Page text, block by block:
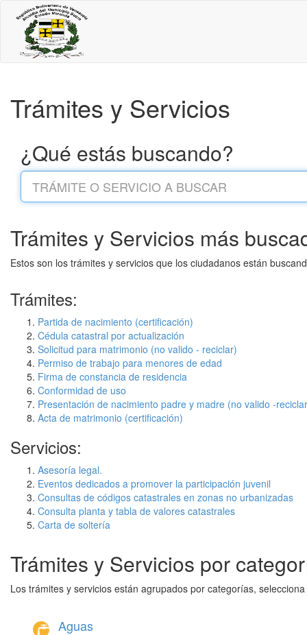
Trámites y Servicios
¿Qué estás buscando?
Trámites y Servicios más
Estos son los trámites y servicios que los ciudadanos están
Trámites:
Partida de nacimiento (certificación)
Cédula catastral por actualización
Solicitud para matrimonio (no valido - reciclar)
Permiso de trabajo para menores de edad
Firma de constancia de residencia
Conformidad de uso
Presentación de nacimiento padre y madre (no valido -
Acta de matrimonio (certificación)
Servicios:
Asesoría legal.
Eventos dedicados a promover la participación juvenil
Consultas de códigos catastrales en zonas no urbanizadas
Consulta planta y tabla de valores catastrales
Carta de soltería
Trámites y Servicios por
Los trámites y servicios están agrupados por categorías,
Aguas